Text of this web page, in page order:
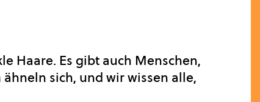
Haare. Es gibt auch Menschen,
sich, und wir wissen alle,